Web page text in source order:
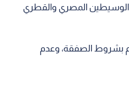
الوسيطين المصري والقطري
بشروط الصفقة، وعدم